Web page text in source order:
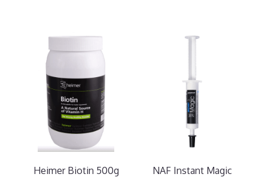
Heimer Biotin 500g
NAF Instant Magic